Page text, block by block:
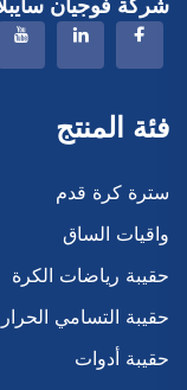
شركة فوجيان
فئة المنتج
سترة كرة قدم
واقيات الساق
حقيبة رياضات الكرة
حقيبة التسامي
حقيبة أدوات